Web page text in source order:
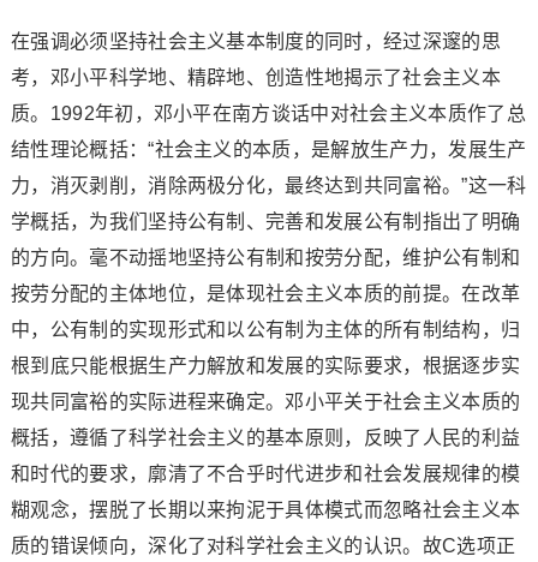
在强调必须坚持社会主义基本制度的同时，经过深邃的思
考，邓小平科学地、精辟地、创造性地揭示了社会主义本
质。1992年初，邓小平在南方谈话中对社会主义本质作了总
结性理论概括：“社会主义的本质，是解放生产力，发展生产
力，消灭剥削，消除两极分化，最终达到共同富裕。”这一科
学概括，为我们坚持公有制、完善和发展公有制指出了明确
的方向。毫不动摇地坚持公有制和按劳分配，维护公有制和
按劳分配的主体地位，是体现社会主义本质的前提。在改革
中，公有制的实现形式和以公有制为主体的所有制结构，归
根到底只能根据生产力解放和发展的实际要求，根据逐步实
现共同富裕的实际进程来确定。邓小平关于社会主义本质的
概括，遵循了科学社会主义的基本原则，反映了人民的利益
和时代的要求，廓清了不合乎时代进步和社会发展规律的模
糊观念，摆脱了长期以来拘泥于具体模式而忽略社会主义本
质的错误倾向，深化了对科学社会主义的认识。故C选项正